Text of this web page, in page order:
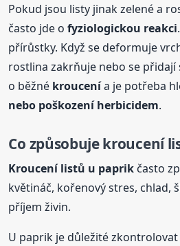
Pokud jsou listy jinak zelené a
často jde ofyziologickou reakci
přírůstky. Když se deformuje
rostlina zakrňuje nebo se přidají
o běžné kroucenía je potřeba
nebo poškození herbicidem.
Co způsobujekroucení
Kroucení listů u paprik často
květináč, kořenový stres, chlad,
příjem živin.
U paprik je důležité